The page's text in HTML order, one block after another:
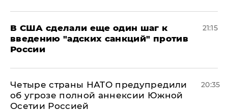
В США сделали еще один шаг к
введению "адских санкций" против
России
21:15
Четыре страны НАТО предупредили
об угрозе полной аннексии Южной
Осетии Россией
20:35